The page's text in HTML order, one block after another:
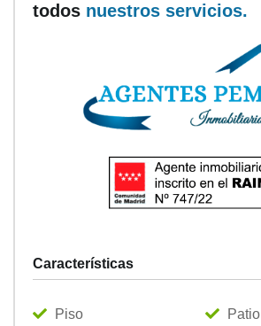
todos nuestros servicios.
Características
Piso Patio